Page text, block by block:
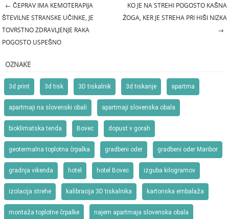
Post navigation
← ČEPRAV IMA KEMOTERAPIJA
ŠTEVILNE STRANSKE UČINKE, JE
TOVRSTNO ZDRAVLJENJE RAKA
POGOSTO USPEŠNO
KO JE NA STREHI POGOSTO KAŠNA
ŽOGA, KER JE STREHA PRI HIŠI NIZKA
→
OZNAKE
3d print 3d tisk 3D tiskalnik 3d tiskanje apartma
apartmaji na slovenski obali apartmaji slovenska obala
bioklimatska tenda Bovec dopust v gorah
geotermalna toplotna črpalka gradbeni oder gradbeni oder Maribor
gradnja vikenda hotel hotel Bovec izguba kilogramov
izolacija strehe kalibracija 3D tiskalnika kartonska embalaža
montaža toplotne črpalke najem apartmaja slovenska obala